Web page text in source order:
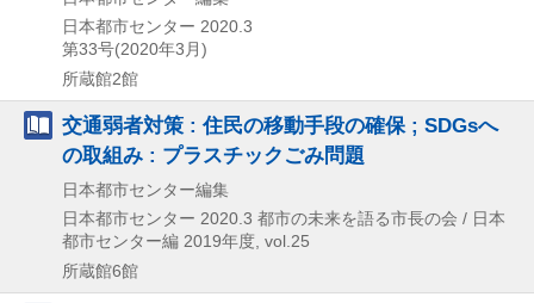
日本都市センター 2020.3
第33号(2020年3月)
所蔵館2館
交通弱者対策 : 住民の移動手段の確保 ; SDGsへ
の取組み : プラスチックごみ問題
日本都市センター編集
日本都市センター 2020.3 都市の未来を語る市長の会 / 日本
都市センター編 2019年度, vol.25
所蔵館6館